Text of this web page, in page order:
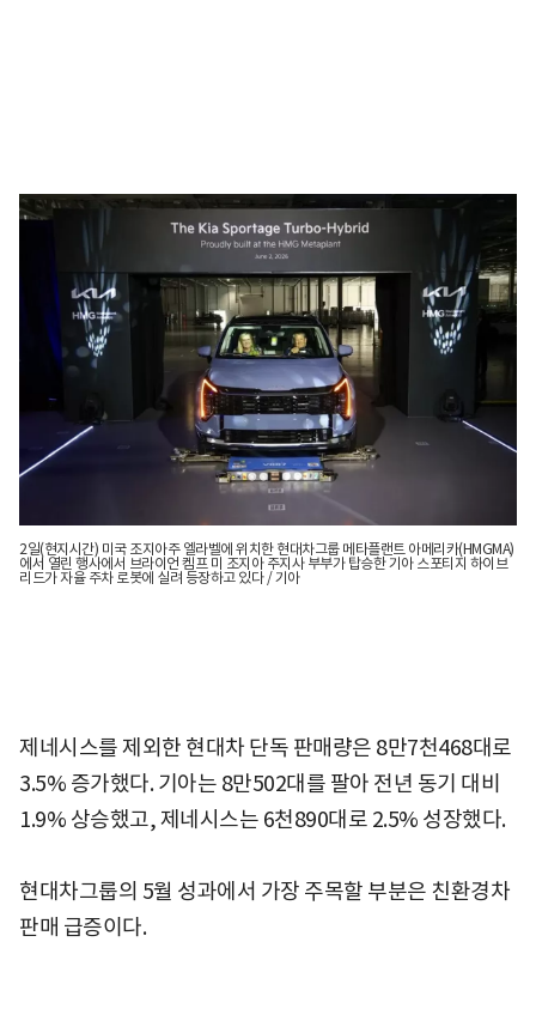
2일(현지시간) 미국 조지아주 엘라벨에 위치한 현대차그룹 메타플랜트 아메리카(HMGMA)
에서 열린 행사에서 브라이언 켐프 미 조지아 주지사 부부가 탑승한 기아 스포티지 하이브
리드가 자율 주차 로봇에 실려 등장하고 있다 / 기아
제네시스를 제외한 현대차 단독 판매량은 8만7천468대로
3.5% 증가했다. 기아는 8만502대를 팔아 전년 동기 대비
1.9% 상승했고, 제네시스는 6천890대로 2.5% 성장했다.
현대차그룹의 5월 성과에서 가장 주목할 부분은 친환경차
판매 급증이다.